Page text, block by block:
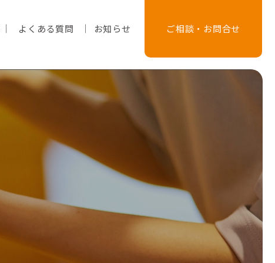
よくある質問 お知らせ ご相談・お問合せ